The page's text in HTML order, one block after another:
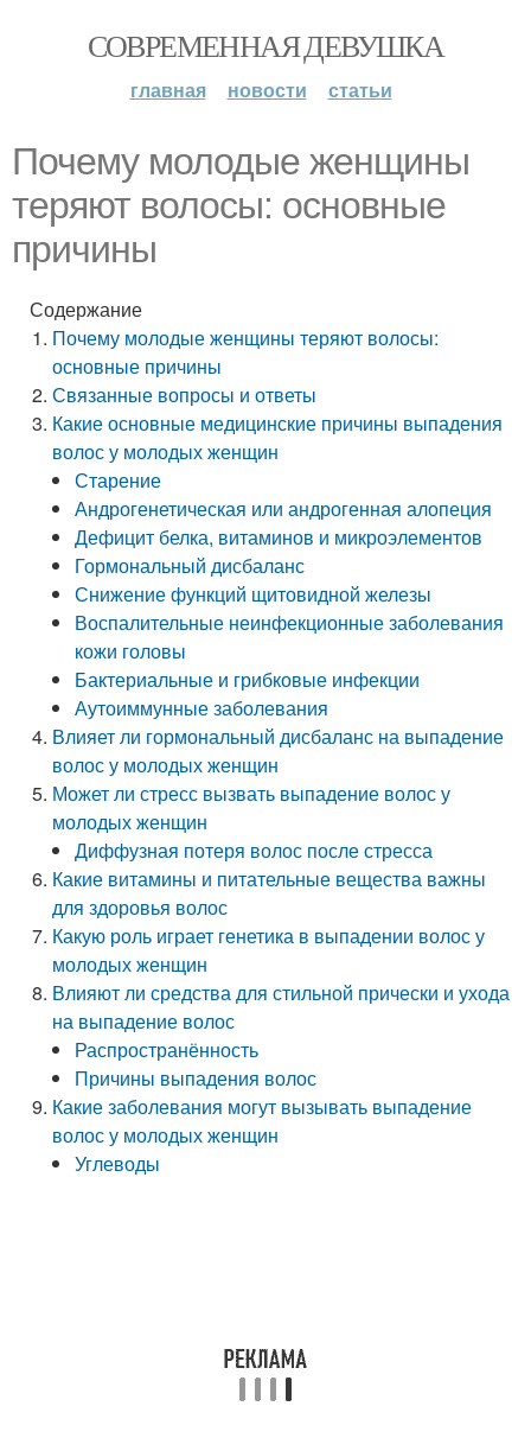
СОВРЕМЕННАЯ ДЕВУШКА
главная новости статьи
Почему молодые женщины
теряют волосы: основные
причины
Содержание
Почему молодые женщины теряют волосы:
основные причины
Связанные вопросы и ответы
Какие основные медицинские причины выпадения
волос у молодых женщин
Старение
Андрогенетическая или андрогенная алопеция
Дефицит белка, витаминов и микроэлементов
Гормональный дисбаланс
Снижение функций щитовидной железы
Воспалительные неинфекционные заболевания
кожи головы
Бактериальные и грибковые инфекции
Аутоиммунные заболевания
Влияет ли гормональный дисбаланс на выпадение
волос у молодых женщин
Может ли стресс вызвать выпадение волос у
молодых женщин
Диффузная потеря волос после стресса
Какие витамины и питательные вещества важны
для здоровья волос
Какую роль играет генетика в выпадении волос у
молодых женщин
Влияют ли средства для стильной прически и ухода
на выпадение волос
Распространённость
Причины выпадения волос
Какие заболевания могут вызывать выпадение
волос у молодых женщин
Углеводы